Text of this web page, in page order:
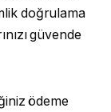
doğrulama
güvende
ödeme